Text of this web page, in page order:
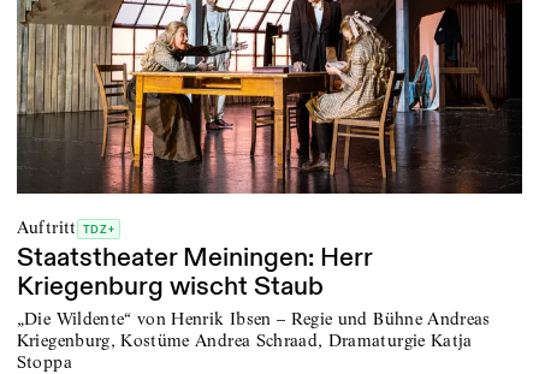
Auftritt TDZ+
Staatstheater Meiningen: Herr
Kriegenburg wischt Staub
„Die Wildente“ von Henrik Ibsen – Regie und Bühne Andreas
Kriegenburg, Kostüme Andrea Schraad, Dramaturgie Katja
Stoppa